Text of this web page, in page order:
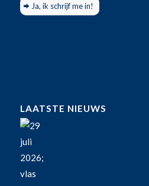
Ja, ik schrijf me in!
LAATSTE NIEUWS